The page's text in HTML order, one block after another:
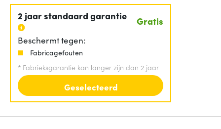
2 jaar standaard garantie Gratis
Beschermt tegen:
Fabricagefouten
* Fabrieksgarantie kan langer zijn dan 2 jaar
Geselecteerd